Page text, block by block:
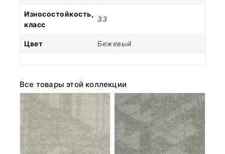
Износостойкость,
класс
33
Цвет Бежевый
Все товары этой коллекции